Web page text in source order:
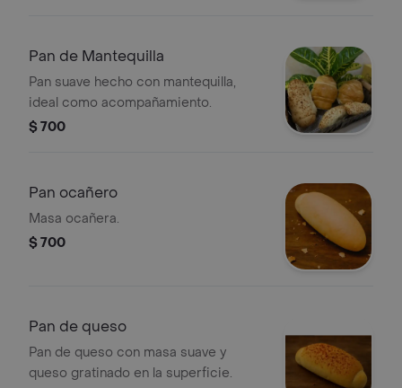
Pan de Mantequilla
Pan suave hecho con mantequilla,
ideal como acompañamiento.
$ 700
Pan ocañero
Masa ocañera.
$ 700
Pan de queso
Pan de queso con masa suave y
queso gratinado en la superficie.